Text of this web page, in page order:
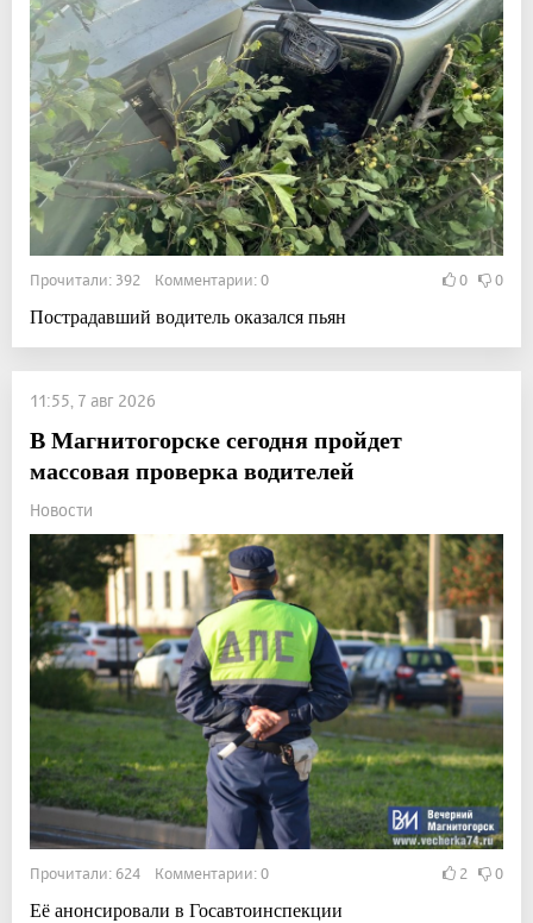
Прочитали: 392 Комментарии: 0 0 0
Пострадавший водитель оказался пьян
11:55, 7 авг 2026
В Магнитогорске сегодня пройдет
массовая проверка водителей
Новости
Прочитали: 624 Комментарии: 0 2 0
Её анонсировали в Госавтоинспекции